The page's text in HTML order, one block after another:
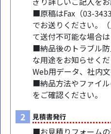
■原稿はFax（03-
でお送りください。
て送付不可能な場合は
■納品後のトラブル
な用途をお知らせく
Web用データ、社内文
■納品方法やファイ
をご確認ください。
2 見積書発行
■お見積りフォーム